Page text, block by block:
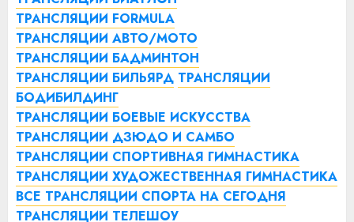
ТРАНСЛЯЦИИ FORMULA
ТРАНСЛЯЦИИ АВТО/МОТО
ТРАНСЛЯЦИИ БАДМИНТОН
ТРАНСЛЯЦИИ БИЛЬЯРД ТРАНСЛЯЦИИ
БОДИБИЛДИНГ
ТРАНСЛЯЦИИ БОЕВЫЕ ИСКУССТВА
ТРАНСЛЯЦИИ ДЗЮДО И САМБО
ТРАНСЛЯЦИИ СПОРТИВНАЯ ГИМНАСТИКА
ТРАНСЛЯЦИИ ХУДОЖЕСТВЕННАЯ ГИМНАСТИКА
ВСЕ ТРАНСЛЯЦИИ СПОРТА НА СЕГОДНЯ
ТРАНСЛЯЦИИ ТЕЛЕШОУ